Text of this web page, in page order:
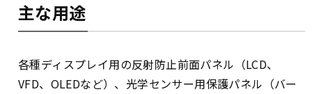
主な用途
各種ディスプレイ用の反射防止前面パネル（LCD、
VFD、OLEDなど）、光学センサー用保護パネル（バー